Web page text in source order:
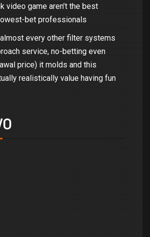
video game aren’t the best
bet professionals
every other filter systems
service, no-betting even
price) it molds and this
realistically value having fun